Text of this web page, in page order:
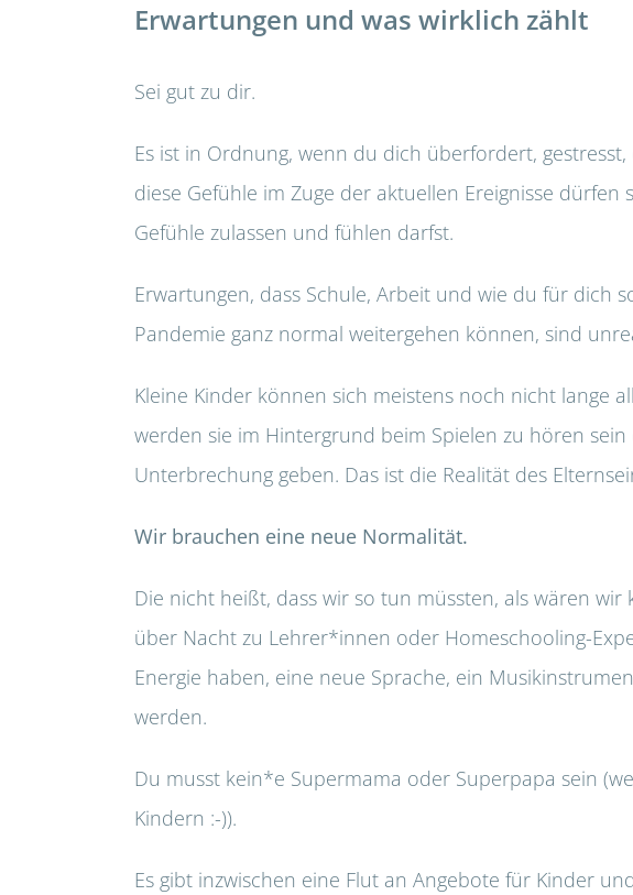
Erwartungen und was wirklich zählt
Sei gut zu dir.
Es ist in Ordnung, wenn du dich überfordert,
diese Gefühle im Zuge der aktuellen Ereignisse dürfen
Gefühle zulassen und fühlen darfst.
Erwartungen, dass Schule, Arbeit und wie du für dich
Pandemie ganz normal weitergehen können, sind
Kleine Kinder können sich meistens noch nicht lange
werden sie im Hintergrund beim Spielen zu hören
Unterbrechung geben. Das ist die Realität des
Wir brauchen eine neue Normalität.
Die nicht heißt, dass wir so tun müssten, als wären
über Nacht zu Lehrer*innen oder Homeschooling-
Energie haben, eine neue Sprache, ein
werden.
Du musst kein*e Supermama oder Superpapa sein
Kindern :-)).
Es gibt inzwischen eine Flut an Angebote für Kinder